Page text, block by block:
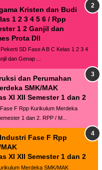
Kristen dan Budi
1 2 3 4 5 6 / Rpp
1 2 Ganjil dan
Prota Dll
SD Fase A B C Kelas 1 2 3 4
dan Genap ...
dan Perumahan
SMK/MAK
XI XII Semester 1 dan 2
F Rpp Kurikulum Merdeka
1 dan 2. RPP / M...
Fase F Rpp
XI XII Semester 1 dan 2
Merdeka SMK/MAK